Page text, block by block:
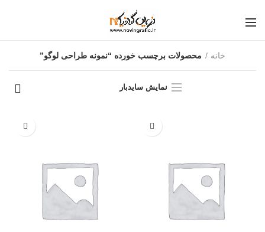
خانه محصولات برچسب خورده “نمونه طراحی لوگو”
نمایش سایدبار